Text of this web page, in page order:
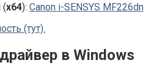
(x64): Canon i-SENSYS MF226dn
(тут).
в Windows